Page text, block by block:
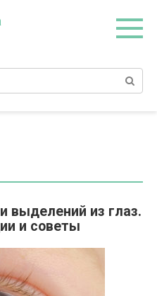
выделений из глаз.
и советы